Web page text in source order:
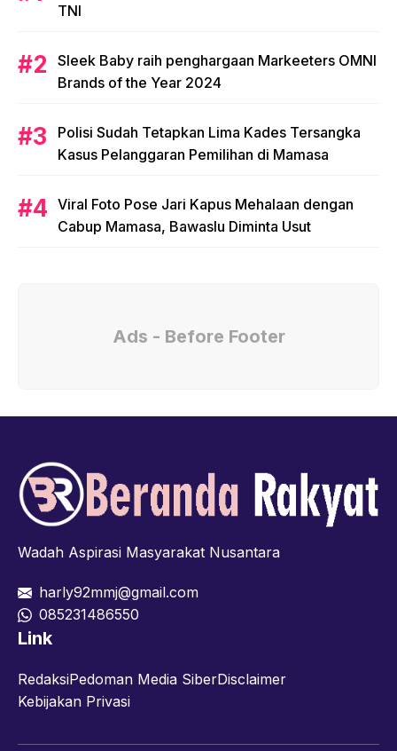
TNI
Sleek Baby raih penghargaan Markeeters OMNI
Brands of the Year 2024
Polisi Sudah Tetapkan Lima Kades Tersangka
Kasus Pelanggaran Pemilihan di Mamasa
Viral Foto Pose Jari Kapus Mehalaan dengan
Cabup Mamasa, Bawaslu Diminta Usut
Ads - Before Footer
Wadah Aspirasi Masyarakat Nusantara
harly92mmj@gmail.com
085231486550
Link
RedaksiPedoman Media SiberDisclaimer
Kebijakan Privasi